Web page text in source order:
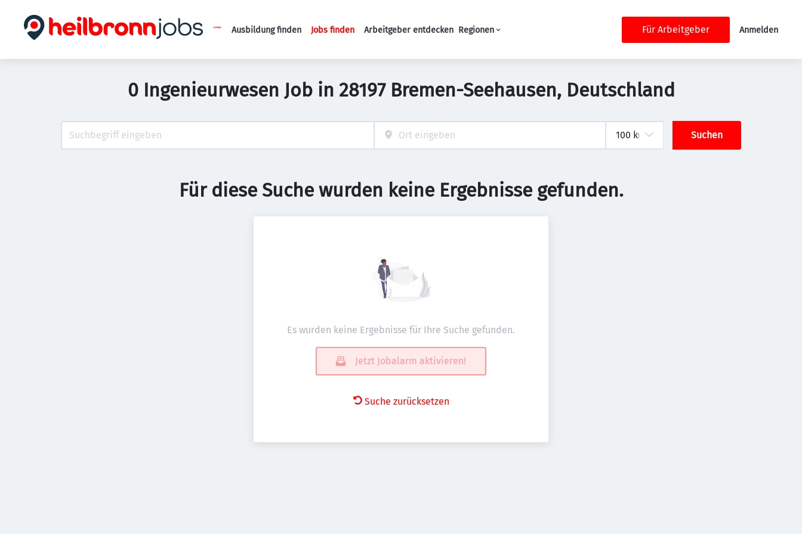
Haupt-Navigation
Ausbildung finden Jobs finden Arbeitgeber entdecken Regionen Für Arbeitgeber Anmelden
0 Ingenieurwesen Job in 28197 Bremen-Seehausen, Deutschland
Suchen
Für diese Suche wurden keine Ergebnisse gefunden.
Es wurden keine Ergebnisse für Ihre Suche gefunden.
Jetzt Jobalarm aktivieren!
Suche zurücksetzen